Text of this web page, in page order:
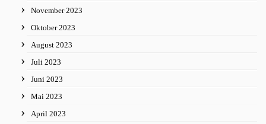
November 2023
Oktober 2023
August 2023
Juli 2023
Juni 2023
Mai 2023
April 2023